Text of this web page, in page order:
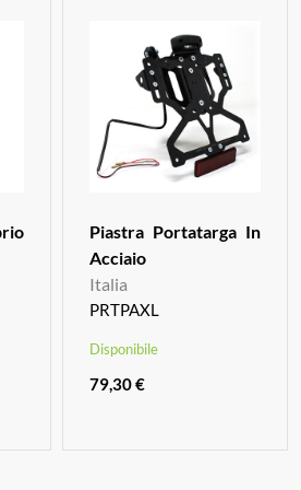
Piastra Portatarga In
Acciaio
Italia
PRTPAXL
Disponibile
79,30 €